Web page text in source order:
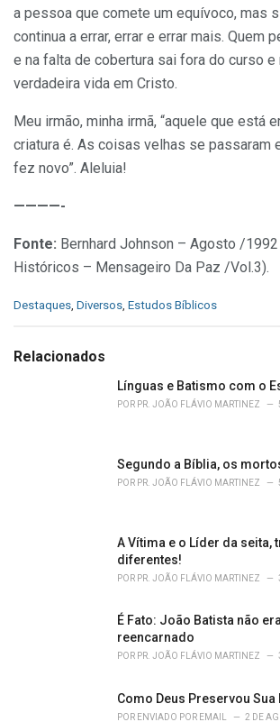
a pessoa que comete um equívoco, mas
continua a errar, errar e errar mais. Quem
e na falta de cobertura sai fora do curso e
verdadeira vida em Cristo.
Meu irmão, minha irmã, “aquele que está
criatura é. As coisas velhas se passaram
fez novo”. Aleluia!
————-
Fonte: Bernhard Johnson – Agosto /
Históricos – Mensageiro Da Paz /Vol.3).
C
e
Destaques, Diversos, Estudos Bíblicos
Relacionados
Línguas e Batismo com o
POR PR. JOÃO FLÁVIO MARTINEZ
Segundo a Bíblia, os
POR PR. JOÃO FLÁVIO MARTINEZ
A Vítima e o Líder da seita,
diferentes!
POR PR. JOÃO FLÁVIO MARTINEZ
É Fato: João Batista não
reencarnado
POR PR. JOÃO FLÁVIO MARTINEZ
Como Deus Preservou Sua
POR ENVIADO POR EMAIL 2 DE